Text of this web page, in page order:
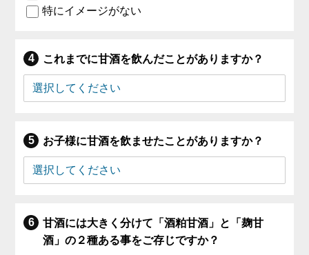
特にイメージがない
これまでに甘酒を飲んだことがありますか？
お子様に甘酒を飲ませたことがありますか？
甘酒には大きく分けて「酒粕甘酒」と「麹甘
酒」の２種ある事をご存じですか？